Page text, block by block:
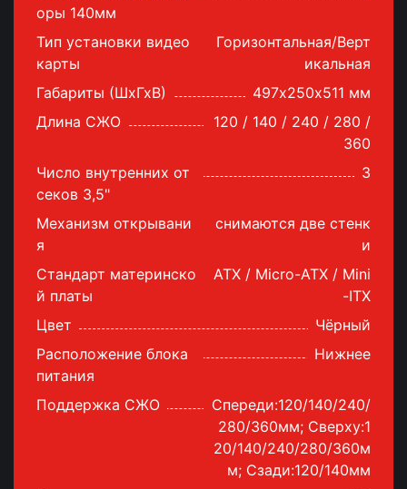
оры 140мм
Тип установки видео
карты
Горизонтальная/Верт
икальная
Габариты (ШхГхВ)
497х250х511 мм
Длина СЖО
120 / 140 / 240 / 280 /
360
Число внутренних от
секов 3,5"
3
Механизм открывани
я
снимаются две стенк
и
Стандарт материнско
й платы
ATX / Micro-ATX / Mini
-ITX
Цвет
Чёрный
Расположение блока
питания
Нижнее
Поддержка СЖО
Спереди:120/140/240/
280/360мм; Сверху:1
20/140/240/280/360м
м; Сзади:120/140мм